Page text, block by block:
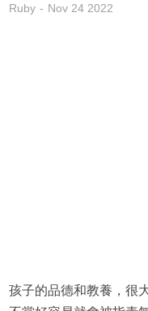
Ruby Nov 24 2022
孩子的品德和教養，很